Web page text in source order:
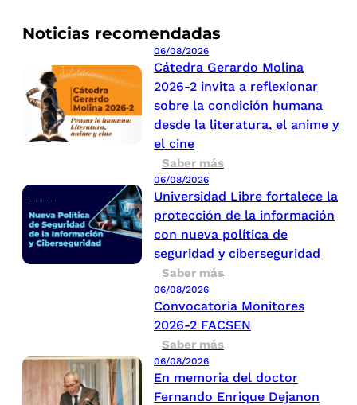
Noticias recomendadas
06/08/2026
Cátedra Gerardo Molina
2026-2 invita a reflexionar
sobre la condición humana
desde la literatura, el anime y
el cine
Saber más
06/08/2026
Universidad Libre fortalece la
protección de la información
con nueva política de
seguridad y ciberseguridad
Saber más
06/08/2026
Convocatoria Monitores
2026-2 FACSEN
Saber más
06/08/2026
En memoria del doctor
Fernando Enrique Dejanon